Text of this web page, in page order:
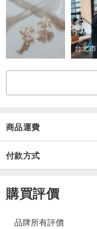
台北市
商品運費
付款方式
購買評價
品牌所有評價